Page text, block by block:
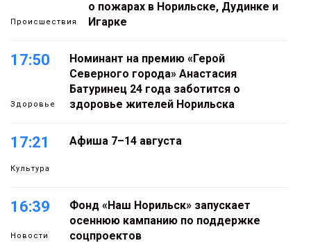
Происшествия
о пожарах в Норильске, Дудинке и
Игарке
17:50
Здоровье
Номинант на премию «Герой
Северного города» Анастасия
Батуринец 24 года заботится о
здоровье жителей Норильска
17:21
Культура
Афиша 7–14 августа
16:39
Новости
Фонд «Наш Норильск» запускает
осеннюю кампанию по поддержке
соцпроектов